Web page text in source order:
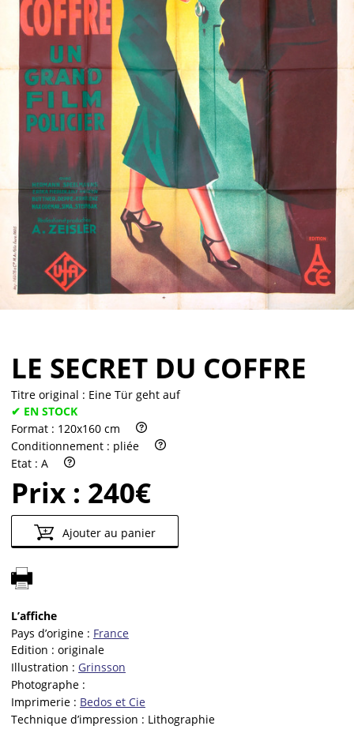
Vendre
LE SECRET DU COFFRE
Titre original : Eine Tür geht auf
✔ EN STOCK
Format : 120x160 cm
Conditionnement : pliée
Etat : A
Prix : 240€
Ajouter au panier
L’affiche
Pays d’origine : France
Edition : originale
Illustration : Grinsson
Photographe :
Imprimerie : Bedos et Cie
Technique d’impression : Lithographie